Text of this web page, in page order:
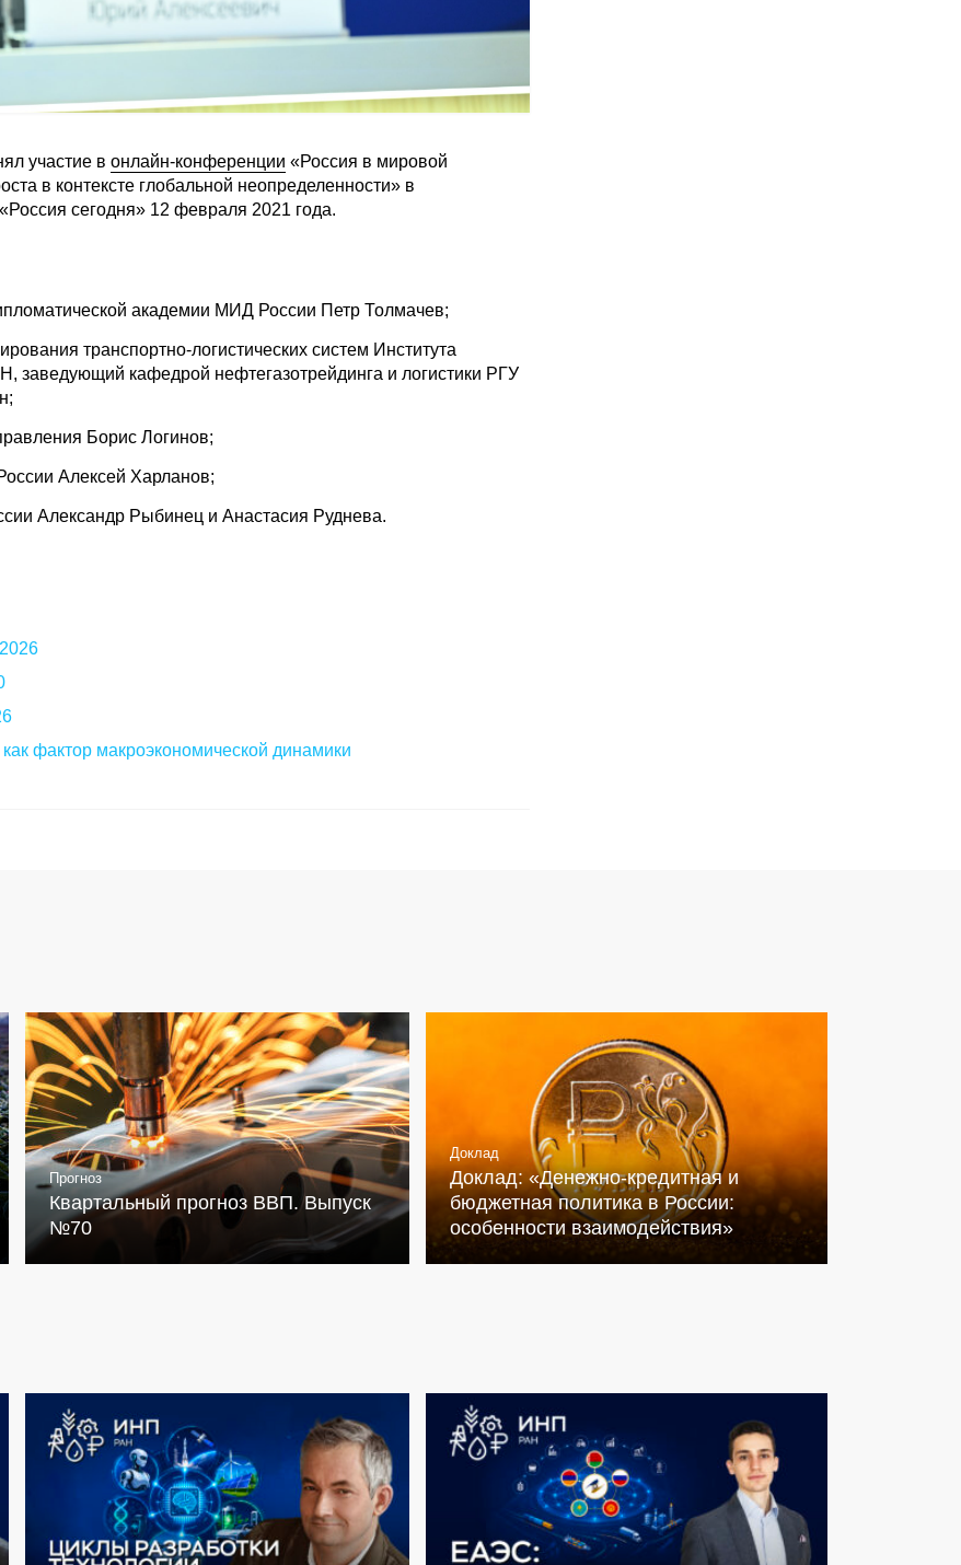
участие в онлайн-конференции «Россия в мировой
в контексте глобальной неопределенности» в
сегодня» 12 февраля 2021 года.
академии МИД России Петр Толмачев;
транспортно-логистических систем Института
заведующий кафедрой нефтегазотрейдинга и логистики РГУ
Борис Логинов;
Алексей Харланов;
Александр Рыбинец и Анастасия Руднева.
фактор макроэкономической динамики
Прогноз
Квартальный прогноз ВВП. Выпуск
№70
Доклад
Доклад: «Денежно-кредитная и
бюджетная политика в России:
особенности взаимодействия»